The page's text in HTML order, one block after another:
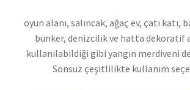
oyun alanı, salıncak, ağaç ev, çatı katı,
bunker, denizcilik ve hatta dekoratif
kullanılabildiği gibi yangın merdiveni
Sonsuz çeşitlilikte kullanım